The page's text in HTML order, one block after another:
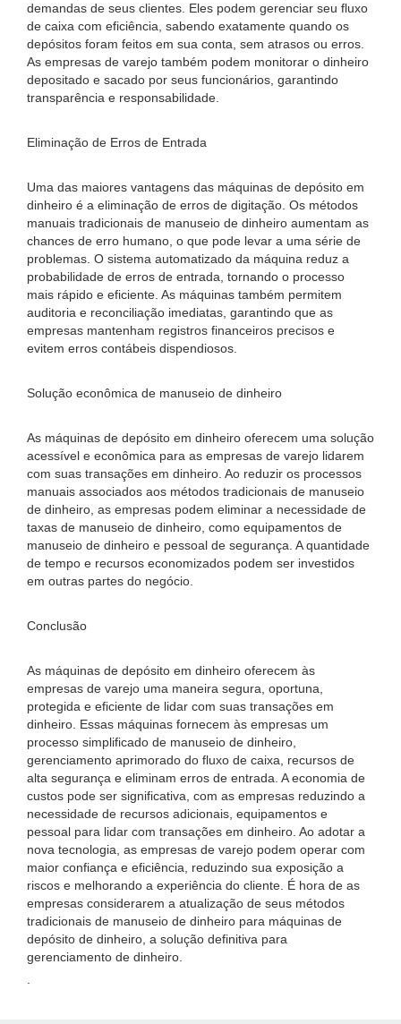
demandas de seus clientes. Eles podem gerenciar seu fluxo
de caixa com eficiência, sabendo exatamente quando os
depósitos foram feitos em sua conta, sem atrasos ou erros.
As empresas de varejo também podem monitorar o dinheiro
depositado e sacado por seus funcionários, garantindo
transparência e responsabilidade.
Eliminação de Erros de Entrada
Uma das maiores vantagens das máquinas de depósito em
dinheiro é a eliminação de erros de digitação. Os métodos
manuais tradicionais de manuseio de dinheiro aumentam as
chances de erro humano, o que pode levar a uma série de
problemas. O sistema automatizado da máquina reduz a
probabilidade de erros de entrada, tornando o processo
mais rápido e eficiente. As máquinas também permitem
auditoria e reconciliação imediatas, garantindo que as
empresas mantenham registros financeiros precisos e
evitem erros contábeis dispendiosos.
Solução econômica de manuseio de dinheiro
As máquinas de depósito em dinheiro oferecem uma solução
acessível e econômica para as empresas de varejo lidarem
com suas transações em dinheiro. Ao reduzir os processos
manuais associados aos métodos tradicionais de manuseio
de dinheiro, as empresas podem eliminar a necessidade de
taxas de manuseio de dinheiro, como equipamentos de
manuseio de dinheiro e pessoal de segurança. A quantidade
de tempo e recursos economizados podem ser investidos
em outras partes do negócio.
Conclusão
As máquinas de depósito em dinheiro oferecem às
empresas de varejo uma maneira segura, oportuna,
protegida e eficiente de lidar com suas transações em
dinheiro. Essas máquinas fornecem às empresas um
processo simplificado de manuseio de dinheiro,
gerenciamento aprimorado do fluxo de caixa, recursos de
alta segurança e eliminam erros de entrada. A economia de
custos pode ser significativa, com as empresas reduzindo a
necessidade de recursos adicionais, equipamentos e
pessoal para lidar com transações em dinheiro. Ao adotar a
nova tecnologia, as empresas de varejo podem operar com
maior confiança e eficiência, reduzindo sua exposição a
riscos e melhorando a experiência do cliente. É hora de as
empresas considerarem a atualização de seus métodos
tradicionais de manuseio de dinheiro para máquinas de
depósito de dinheiro, a solução definitiva para
gerenciamento de dinheiro.